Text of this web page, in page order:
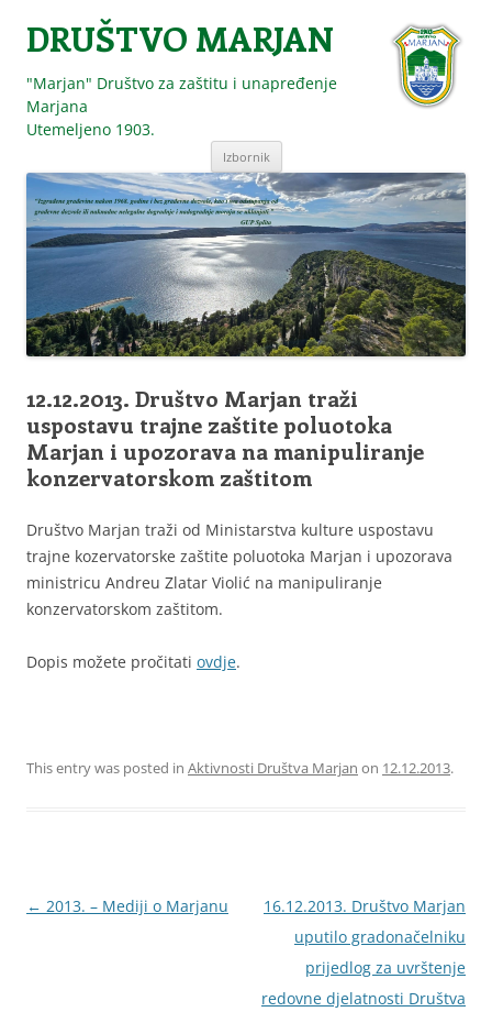
DRUŠTVO MARJAN
"Marjan" Društvo za zaštitu i unapređenje
Marjana
Utemeljeno 1903.
Izbornik Skoči
sadržaja
12.12.2013. Društvo Marjan traži
uspostavu trajne zaštite poluotoka
Marjan i upozorava na manipuliranje
konzervatorskom zaštitom
Društvo Marjan traži od Ministarstva kulture uspostavu
trajne kozervatorske zaštite poluotoka Marjan i upozorava
ministricu Andreu Zlatar Violić na manipuliranje
konzervatorskom zaštitom.
Dopis možete pročitati ovdje.
This entry was posted in Aktivnosti Društva Marjan on 12.12.2013.
Navigacija
← 2013. – Mediji o Marjanu
16.12.2013. Društvo Marjan
uputilo gradonačelniku
prijedlog za uvrštenje
redovne djelatnosti Društva